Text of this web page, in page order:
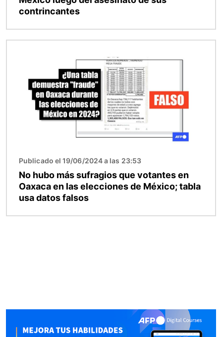
contrincantes
Publicado el 19/06/2024 a las 23:53
No hubo más sufragios que votantes en
Oaxaca en las elecciones de México; tabla
usa datos falsos